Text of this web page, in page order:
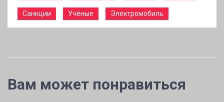
Санкции Учёные Электромобиль
Вам может понравиться